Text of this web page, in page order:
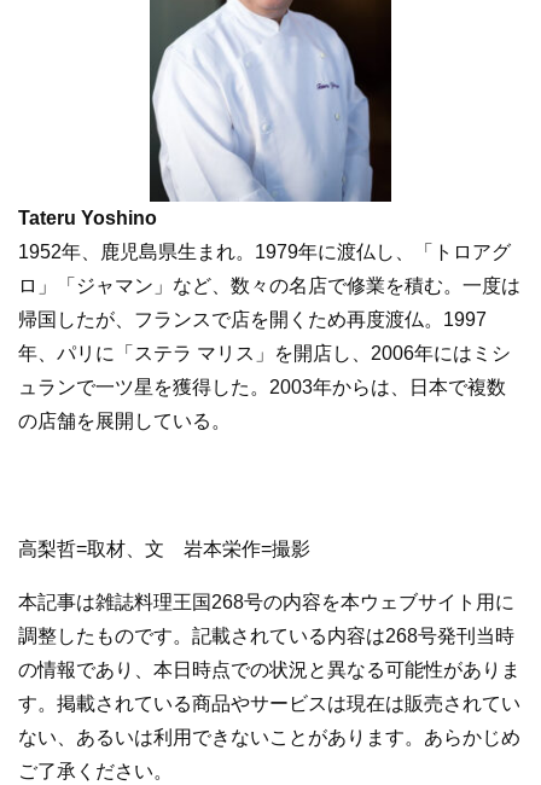
Tateru Yoshino
1952年、鹿児島県生まれ。1979年に渡仏し、「トロアグ
ロ」「ジャマン」など、数々の名店で修業を積む。一度は
帰国したが、フランスで店を開くため再度渡仏。1997
年、パリに「ステラ マリス」を開店し、2006年にはミシ
ュランで一ツ星を獲得した。2003年からは、日本で複数
の店舗を展開している。
高梨哲=取材、文 岩本栄作=撮影
本記事は雑誌料理王国268号の内容を本ウェブサイト用に
調整したものです。記載されている内容は268号発刊当時
の情報であり、本日時点での状況と異なる可能性がありま
す。掲載されている商品やサービスは現在は販売されてい
ない、あるいは利用できないことがあります。あらかじめ
ご了承ください。